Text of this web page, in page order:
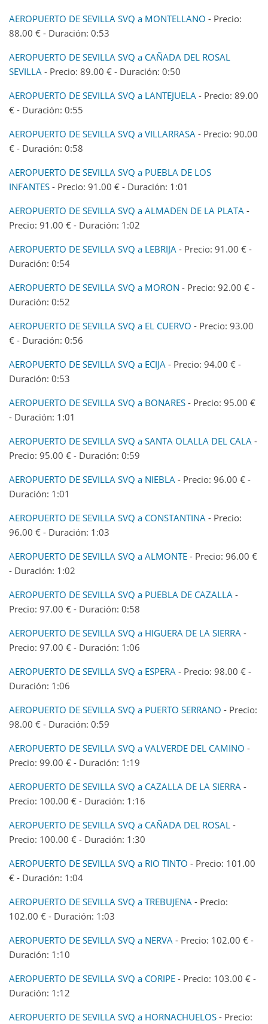
AEROPUERTO DE SEVILLA SVQ a MONTELLANO - Precio:
88.00 € - Duración: 0:53
AEROPUERTO DE SEVILLA SVQ a CAÑADA DEL ROSAL
SEVILLA - Precio: 89.00 € - Duración: 0:50
AEROPUERTO DE SEVILLA SVQ a LANTEJUELA - Precio: 89.00
€ - Duración: 0:55
AEROPUERTO DE SEVILLA SVQ a VILLARRASA - Precio: 90.00
€ - Duración: 0:58
AEROPUERTO DE SEVILLA SVQ a PUEBLA DE LOS
INFANTES - Precio: 91.00 € - Duración: 1:01
AEROPUERTO DE SEVILLA SVQ a ALMADEN DE LA PLATA -
Precio: 91.00 € - Duración: 1:02
AEROPUERTO DE SEVILLA SVQ a LEBRIJA - Precio: 91.00 € -
Duración: 0:54
AEROPUERTO DE SEVILLA SVQ a MORON - Precio: 92.00 € -
Duración: 0:52
AEROPUERTO DE SEVILLA SVQ a EL CUERVO - Precio: 93.00
€ - Duración: 0:56
AEROPUERTO DE SEVILLA SVQ a ECIJA - Precio: 94.00 € -
Duración: 0:53
AEROPUERTO DE SEVILLA SVQ a BONARES - Precio: 95.00 €
- Duración: 1:01
AEROPUERTO DE SEVILLA SVQ a SANTA OLALLA DEL CALA -
Precio: 95.00 € - Duración: 0:59
AEROPUERTO DE SEVILLA SVQ a NIEBLA - Precio: 96.00 € -
Duración: 1:01
AEROPUERTO DE SEVILLA SVQ a CONSTANTINA - Precio:
96.00 € - Duración: 1:03
AEROPUERTO DE SEVILLA SVQ a ALMONTE - Precio: 96.00 €
- Duración: 1:02
AEROPUERTO DE SEVILLA SVQ a PUEBLA DE CAZALLA -
Precio: 97.00 € - Duración: 0:58
AEROPUERTO DE SEVILLA SVQ a HIGUERA DE LA SIERRA -
Precio: 97.00 € - Duración: 1:06
AEROPUERTO DE SEVILLA SVQ a ESPERA - Precio: 98.00 € -
Duración: 1:06
AEROPUERTO DE SEVILLA SVQ a PUERTO SERRANO - Precio:
98.00 € - Duración: 0:59
AEROPUERTO DE SEVILLA SVQ a VALVERDE DEL CAMINO -
Precio: 99.00 € - Duración: 1:19
AEROPUERTO DE SEVILLA SVQ a CAZALLA DE LA SIERRA -
Precio: 100.00 € - Duración: 1:16
AEROPUERTO DE SEVILLA SVQ a CAÑADA DEL ROSAL -
Precio: 100.00 € - Duración: 1:30
AEROPUERTO DE SEVILLA SVQ a RIO TINTO - Precio: 101.00
€ - Duración: 1:04
AEROPUERTO DE SEVILLA SVQ a TREBUJENA - Precio:
102.00 € - Duración: 1:03
AEROPUERTO DE SEVILLA SVQ a NERVA - Precio: 102.00 € -
Duración: 1:10
AEROPUERTO DE SEVILLA SVQ a CORIPE - Precio: 103.00 € -
Duración: 1:12
AEROPUERTO DE SEVILLA SVQ a HORNACHUELOS - Precio: